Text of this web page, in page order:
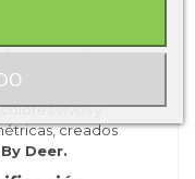
Deer,
mismas formas
en el orificio.
vivos y
creados
Deer.